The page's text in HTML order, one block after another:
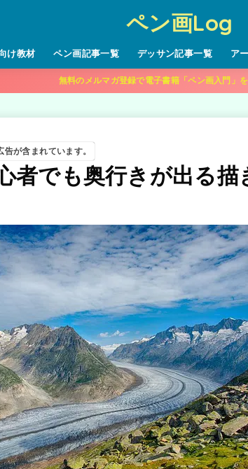
ペン画Log
け教材 ペン画記事一覧 デッサン記事一覧 ア
無料のメルマガ登録で電子書籍「ペン画入門」を
告が含まれています。
者でも奥行きが出る描